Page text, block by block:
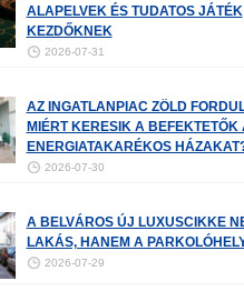
ALAPELVEK ÉS TUDATOS JÁTÉK
KEZDŐKNEK
2026-07-31
AZ INGATLANPIAC ZÖLD
MIÉRT KERESIK A BEFEKTETŐK
ENERGIATAKARÉKOS
2026-07-30
A BELVÁROS ÚJ LUXUSCIKKE
LAKÁS, HANEM A
2026-07-29